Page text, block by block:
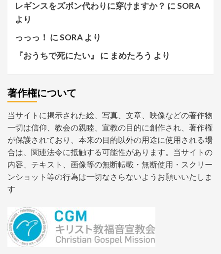
レギンスをズボン代わりに穿けますか？ にSORA
より
っっっ！ にSORA より
『おうちで死にたい』
に まめたろう より
著作権について
当サイトに掲示された絵、写真、文章、映像などの著作物
一切は信仰、教会の親睦、宣教の目的に創作され、著作権
が保護されており、本来の目的以外の用途に使用される場
合は、関連法令に抵触する可能性があります。当サイトの
内容、テキスト、画像等の無断転載・無断使用・スクリー
ンショット等の行為は一切なさらないようお願いいたしま
す